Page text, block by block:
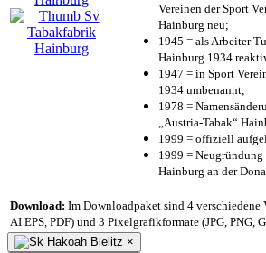
Vereinen der Sport
Hainburg neu;
1945 = als Arbeiter
Hainburg 1934
1947 = in Sport
1934 umbenannt;
1978 =
„Austria-Tabak“
1999 = offiziell
1999 =
Hainburg an der
Download: Im Downloadpaket sind 4 verschiedene
AI EPS, PDF) und 3 Pixelgrafikformate (JPG, PNG,
×